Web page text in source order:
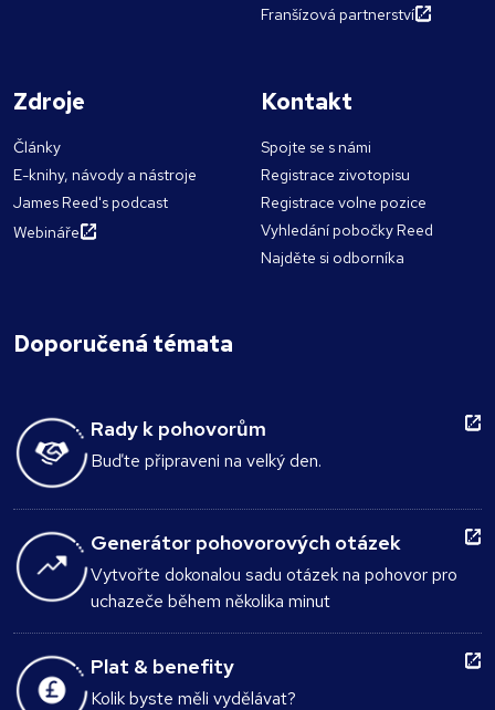
Franšízová partnerství
Zdroje
Články
E-knihy, návody a nástroje
James Reed's podcast
Webináře
Kontakt
Spojte se s námi
Registrace zivotopisu
Registrace volne pozice
Vyhledání pobočky Reed
Najděte si odborníka
Doporučená témata
Rady k pohovorům
Buďte připraveni na velký den.
Generátor pohovorových otázek
Vytvořte dokonalou sadu otázek na pohovor pro
uchazeče během několika minut
Plat & benefity
Kolik byste měli vydělávat?